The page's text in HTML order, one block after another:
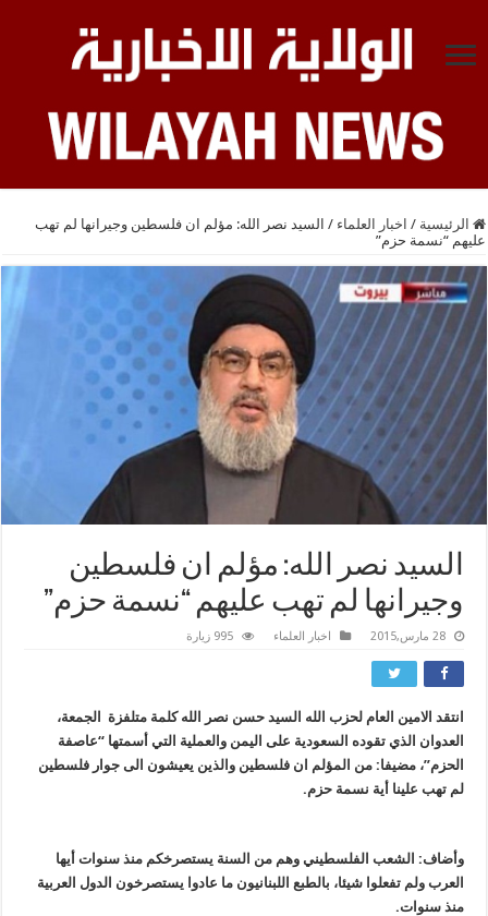
الرئيسية / اخبار العلماء / السيد نصر الله: مؤلم ان فلسطين وجيرانها لم تهب
عليهم “نسمة حزم”
السيد نصر الله: مؤلم ان فلسطين
وجيرانها لم تهب عليهم “نسمة حزم”
28 مارس,2015 اخبار العلماء 995 زيارة
انتقد الامين العام لحزب الله السيد حسن نصر الله كلمة متلفزة الجمعة،
العدوان الذي تقوده السعودية على اليمن والعملية التي أسمتها “عاصفة
الحزم”، مضيفا: من المؤلم ان فلسطين والذين يعيشون الى جوار فلسطين
لم تهب علينا أية نسمة حزم.
وأضاف: الشعب الفلسطيني وهم من السنة يستصرخكم منذ سنوات أيها
العرب ولم تفعلوا شيئا، بالطبع اللبنانيون ما عادوا يستصرخون الدول العربية
منذ سنوات.